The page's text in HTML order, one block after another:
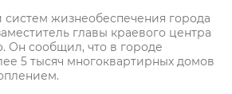
систем жизнеобеспечения города
главы краевого центра
сообщил, что в городе
5 тысяч многоквартирных домов